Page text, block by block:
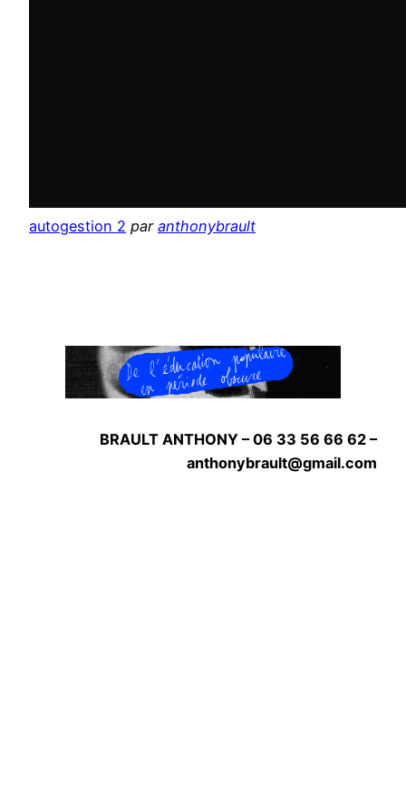
autogestion 2 par anthonybrault
BRAULT ANTHONY – 06 33 56 66 62 –
anthonybrault@gmail.com